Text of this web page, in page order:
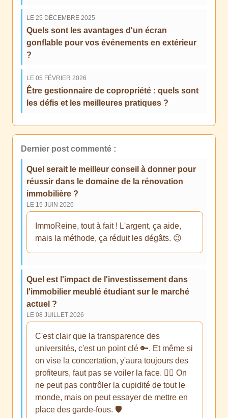
LE 25 DÉCEMBRE 2025
Quels sont les avantages d'un écran
gonflable pour vos événements en extérieur
?
LE 05 FÉVRIER 2026
Être gestionnaire de copropriété : quels sont
les défis et les meilleures pratiques ?
Dernier post commenté :
Quel serait le meilleur conseil à donner pour
réussir dans le domaine de la rénovation
immobilière ?
LE 15 JUIN 2026
ImmoReine, tout à fait ! L'argent, ça aide,
mais la méthode, ça réduit les dégâts. 😉
Quel est l'impact de l'investissement dans
l'immobilier meublé étudiant sur le marché
actuel ?
LE 08 JUILLET 2026
C'est clair que la transparence des
universités, c'est un point clé 🔑. Et même si
on vise la concertation, y'aura toujours des
profiteurs, faut pas se voiler la face. 🤷‍♂️ On
ne peut pas contrôler la cupidité de tout le
monde, mais on peut essayer de mettre en
place des garde-fous. 🛡️